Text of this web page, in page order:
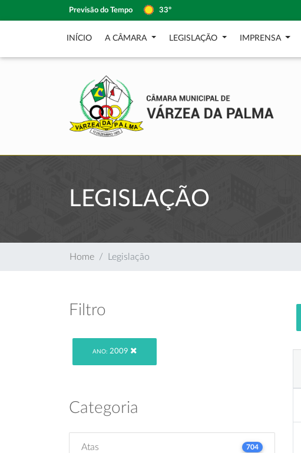
Previsão do Tempo 33º
INÍCIO A CÂMARA LEGISLAÇÃO IMPRENSA
LEGISLAÇÃO
Home Legislação
Filtro
ANO: 2009
Categoria
Atas 704